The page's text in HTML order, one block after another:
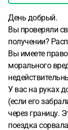
День добрый.
Вы проверяли
получении?
Вы имеете
морального
У вас на руках
(если его
через границу.
поездка